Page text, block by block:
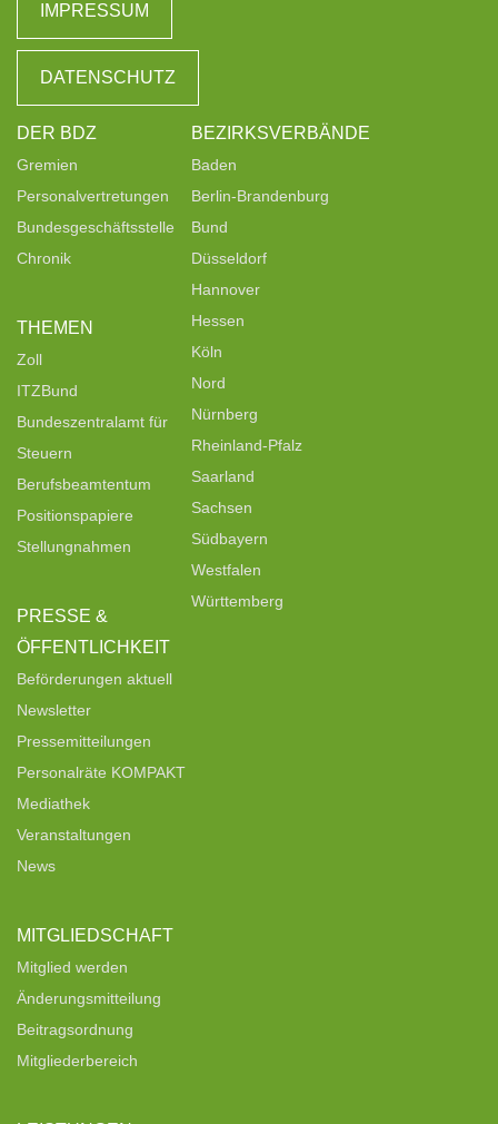
IMPRESSUM
DATENSCHUTZ
DER BDZ
Gremien
Personalvertretungen
Bundesgeschäftsstelle
Chronik
THEMEN
Zoll
ITZBund
Bundeszentralamt für
Steuern
Berufsbeamtentum
Positionspapiere
Stellungnahmen
PRESSE &
ÖFFENTLICHKEIT
Beförderungen aktuell
Newsletter
Pressemitteilungen
Personalräte KOMPAKT
Mediathek
Veranstaltungen
News
MITGLIEDSCHAFT
Mitglied werden
Änderungsmitteilung
Beitragsordnung
Mitgliederbereich
BEZIRKSVERBÄNDE
Baden
Berlin-Brandenburg
Bund
Düsseldorf
Hannover
Hessen
Köln
Nord
Nürnberg
Rheinland-Pfalz
Saarland
Sachsen
Südbayern
Westfalen
Württemberg